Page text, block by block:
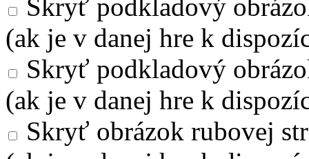
Skryť podkladový
(ak je v danej hre k
Skryť podkladový
(ak je v danej hre k
Skryť obrázok rubovej